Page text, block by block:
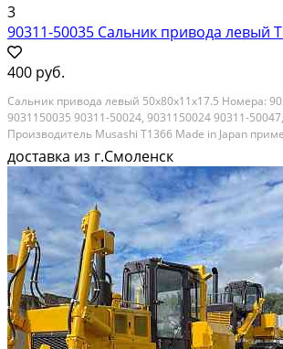
3
90311-50035 Сальник привода левый
400 руб.
Сальник привода левый 50х80х11x17.5 Номера:
9031150035 90311-50024, 9031150024 90311-
Производитель Musashi T1366 Made in Japan
AVENSIS CAMRY/VISTA/AURION COROLLA COROLLA
PREVIA/TARAGO RAV4 VANGUARD SCION TC SCION XB
доставка из г.Смоленск